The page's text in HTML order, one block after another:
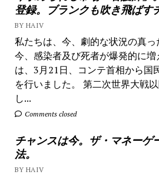
登録。ブランクも吹き飛ばす
BY HAIV
私たちは、今、劇的な状況の真っ
今、感染者及び死者が爆発的に
は、3月21日、コンテ首相から国
を行いました。 第二次世界大戦
し...
Comments closed
チャンスは今。ザ・マネーゲ
法。
BY HAIV